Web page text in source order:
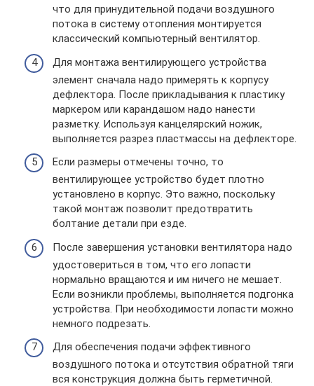
что для принудительной подачи воздушного
потока в систему отопления монтируется
классический компьютерный вентилятор.
Для монтажа вентилирующего устройства
элемент сначала надо примерять к корпусу
дефлектора. После прикладывания к пластику
маркером или карандашом надо нанести
разметку. Используя канцелярский ножик,
выполняется разрез пластмассы на дефлекторе.
Если размеры отмечены точно, то
вентилирующее устройство будет плотно
установлено в корпус. Это важно, поскольку
такой монтаж позволит предотвратить
болтание детали при езде.
После завершения установки вентилятора надо
удостовериться в том, что его лопасти
нормально вращаются и им ничего не мешает.
Если возникли проблемы, выполняется подгонка
устройства. При необходимости лопасти можно
немного подрезать.
Для обеспечения подачи эффективного
воздушного потока и отсутствия обратной тяги
вся конструкция должна быть герметичной.